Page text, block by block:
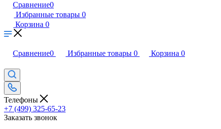
Сравнение0
Избранные товары 0
Корзина 0
Сравнение0 Избранные товары 0 Корзина 0
Телефоны
+7 (499) 325-65-23
Заказать звонок